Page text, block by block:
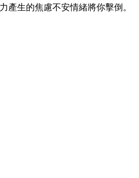
產生的焦慮不安情緒將你擊倒。